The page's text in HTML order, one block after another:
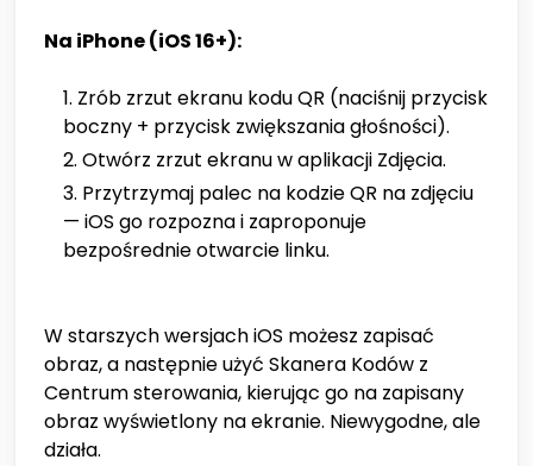
Na iPhone (iOS 16+):
Zrób zrzut ekranu kodu QR (naciśnij przycisk
boczny + przycisk zwiększania głośności).
Otwórz zrzut ekranu w aplikacji Zdjęcia.
Przytrzymaj palec na kodzie QR na zdjęciu
— iOS go rozpozna i zaproponuje
bezpośrednie otwarcie linku.
W starszych wersjach iOS możesz zapisać
obraz, a następnie użyć Skanera Kodów z
Centrum sterowania, kierując go na zapisany
obraz wyświetlony na ekranie. Niewygodne, ale
działa.